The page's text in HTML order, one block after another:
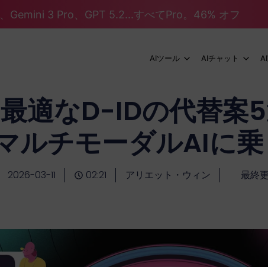
Gemini 3 Pro、GPT 5.2...すべてPro。46% オフ
AIツール AIチャット
適なD-IDの代替案
ルチモーダルAIに
2026-03-11 02:21 アリエット・ウィン 最終